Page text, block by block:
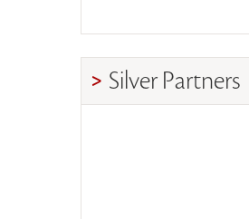
Silver Partners